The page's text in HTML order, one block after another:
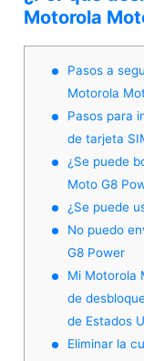
Motorola
Pasos a
Motorola
Pasos para
de tarjeta
¿Se puede
Moto G8
¿Se puede
No puedo
G8 Power
Mi Motorola
de
de Estados
Eliminar la